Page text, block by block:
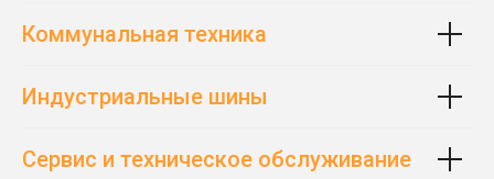
Коммунальная техника
Индустриальные шины
Сервис и техническое обслуживание